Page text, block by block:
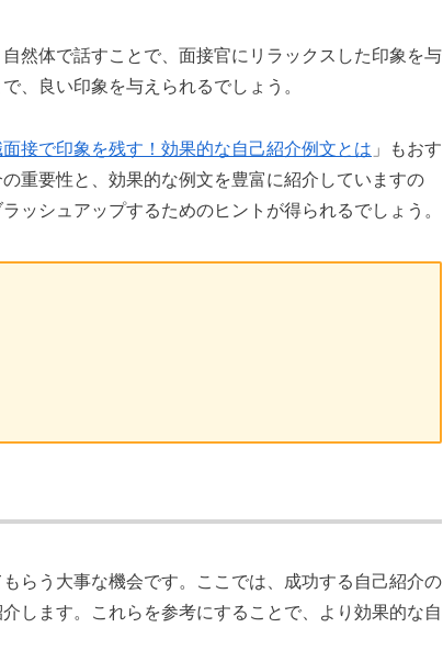
然体で話すことで、面接官にリラックスした印象を与
、良い印象を与えられるでしょう。
接で印象を残す！効果的な自己紹介例文とは 」もおす
重要性と、効果的な例文を豊富に紹介していますの
ッシュアップするためのヒントが得られるでしょう。
らう大事な機会です。ここでは、成功する自己紹介の
します。これらを参考にすることで、より効果的な自